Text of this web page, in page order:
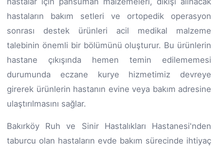
hastaların bakım setleri ve ortopedik operasyon
sonrası destek ürünleri acil medikal malzeme
talebinin önemli bir bölümünü oluşturur. Bu ürünlerin
hastane çıkışında hemen temin edilememesi
durumunda eczane kurye hizmetimiz devreye
girerek ürünlerin hastanın evine veya bakım adresine
ulaştırılmasını sağlar.
Bakırköy Ruh ve Sinir Hastalıkları Hastanesi'nden
taburcu olan hastaların evde bakım sürecinde ihtiyaç